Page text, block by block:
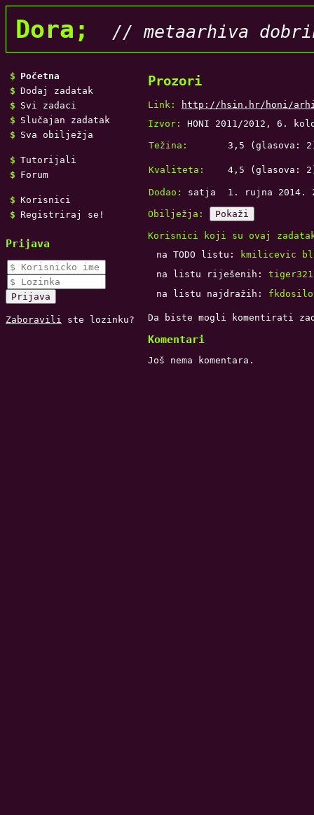
Dora; // metaarhiva
Početna
Dodaj zadatak
Svi zadaci
Slučajan zadatak
Sva obilježja
Tutorijali
Forum
Korisnici
Registriraj se!
Prijava
Zaboravili ste lozinku?
Prozori
Link:
http://hsin.hr/honi/
Izvor: HONI 2011/2012, 6.
Težina: 3,5 (glasova: 2
Kvaliteta: 4,5 (glasova: 2
Dodao: satja 1. rujna 2014.
Obilježja: Pokaži
Korisnici koji su ovaj
na TODO listu:
kmilicevic
na listu riješenih:tiger321
na listu najdražih:
Da biste mogli komentirati
Komentari
Još nema komentara.